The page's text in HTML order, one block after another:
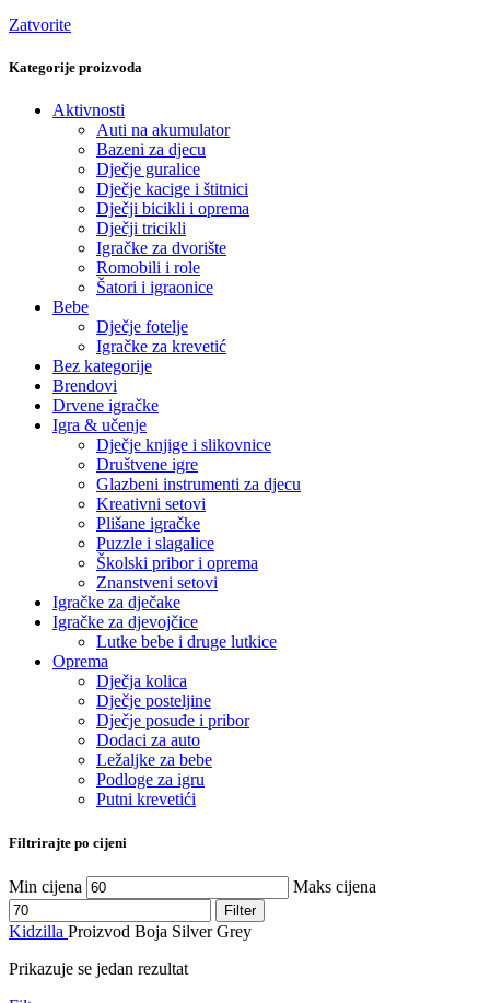
Zatvorite
Kategorije proizvoda
Aktivnosti
Auti na akumulator
Bazeni za djecu
Dječje guralice
Dječje kacige i štitnici
Dječji bicikli i oprema
Dječji tricikli
Igračke za dvorište
Romobili i role
Šatori i igraonice
Bebe
Dječje fotelje
Igračke za krevetić
Bez kategorije
Brendovi
Drvene igračke
Igra & učenje
Dječje knjige i slikovnice
Društvene igre
Glazbeni instrumenti za djecu
Kreativni setovi
Plišane igračke
Puzzle i slagalice
Školski pribor i oprema
Znanstveni setovi
Igračke za dječake
Igračke za djevojčice
Lutke bebe i druge lutkice
Oprema
Dječja kolica
Dječje posteljine
Dječje posuđe i pribor
Dodaci za auto
Ležaljke za bebe
Podloge za igru
Putni krevetići
Filtrirajte po cijeni
Min cijena Maks cijena
Filter
Kidzilla Proizvod Boja Silver Grey
Prikazuje se jedan rezultat